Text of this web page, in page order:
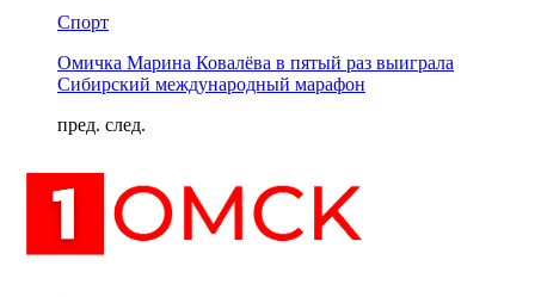
Спорт
Омичка Марина Ковалёва в пятый раз выиграла
Сибирский международный марафон
пред. след.